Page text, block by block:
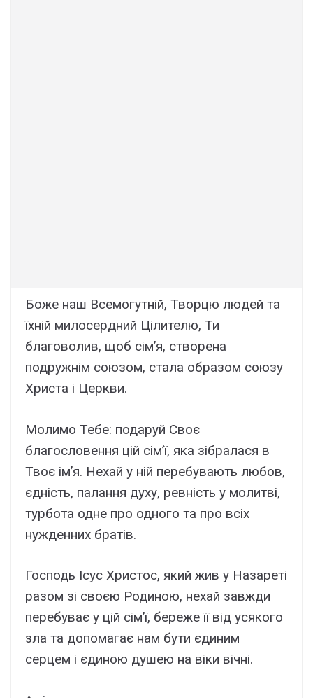
Боже наш Всемогутній, Творцю людей та
їхній милосердний Цілителю, Ти
благоволив, щоб сім’я, створена
подружнім союзом, стала образом союзу
Христа і Церкви.
Молимо Тебе: подаруй Своє
благословення цій сім’ї, яка зібралася в
Твоє ім’я. Нехай у ній перебувають любов,
єдність, палання духу, ревність у молитві,
турбота одне про одного та про всіх
нужденних братів.
Господь Ісус Христос, який жив у Назареті
разом зі своєю Родиною, нехай завжди
перебуває у цій сім’ї, береже її від усякого
зла та допомагає нам бути єдиним
серцем і єдиною душею на віки вічні.